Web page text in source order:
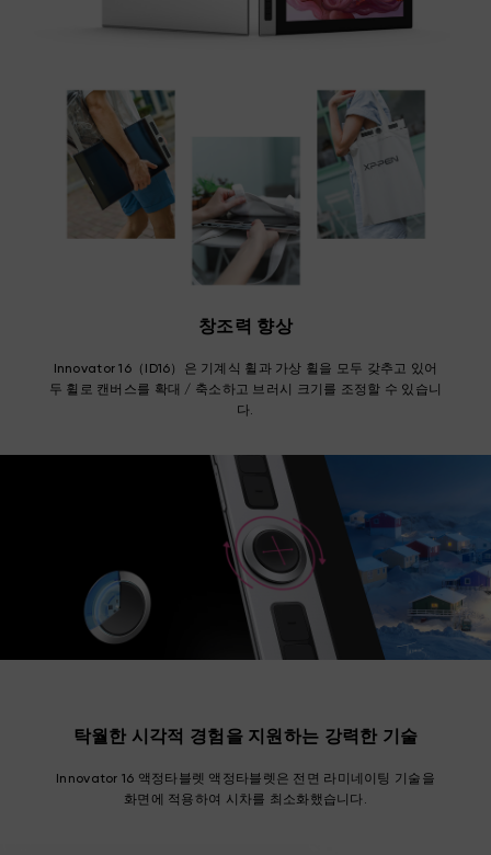
창조력 향상
Innovator 16（ID16）은 기계식 휠과 가상 휠을 모두 갖추고 있어
두 휠로 캔버스를 확대 / 축소하고 브러시 크기를 조정할 수 있습니
다.
탁월한 시각적 경험을 지원하는 강력한 기술
Innovator 16 액정타블렛 액정타블렛은 전면 라미네이팅 기술을
화면에 적용하여 시차를 최소화했습니다.